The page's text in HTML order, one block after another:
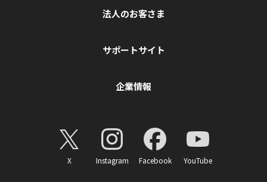
法人のお客さま
サポートサイト
企業情報
X Instagram Facebook YouTube